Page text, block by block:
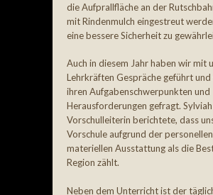
die Aufprallfläche an der
mit Rindenmulch eingestreut
eine bessere Sicherheit zu
Auch in diesem Jahr haben wir mit
Lehrkräften Gespräche geführt und
ihren Aufgabenschwerpunkten und
Herausforderungen gefragt.
Vorschulleiterin berichtete, dass
Vorschule aufgrund der
materiellen Ausstattung als die
Region zählt.
Neben dem Unterricht ist der